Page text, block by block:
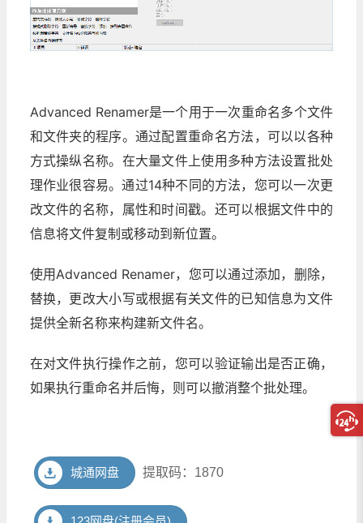
Advanced Renamer是一个用于一次重命名多个文件
和文件夹的程序。通过配置重命名方法，可以以各种
方式操纵名称。在大量文件上使用多种方法设置批处
理作业很容易。通过14种不同的方法，您可以一次更
改文件的名称，属性和时间戳。还可以根据文件中的
信息将文件复制或移动到新位置。
使用Advanced Renamer，您可以通过添加，删除，
替换，更改大小写或根据有关文件的已知信息为文件
提供全新名称来构建新文件名。
在对文件执行操作之前，您可以验证输出是否正确，
如果执行重命名并后悔，则可以撤消整个批处理。
城通网盘 提取码：1870